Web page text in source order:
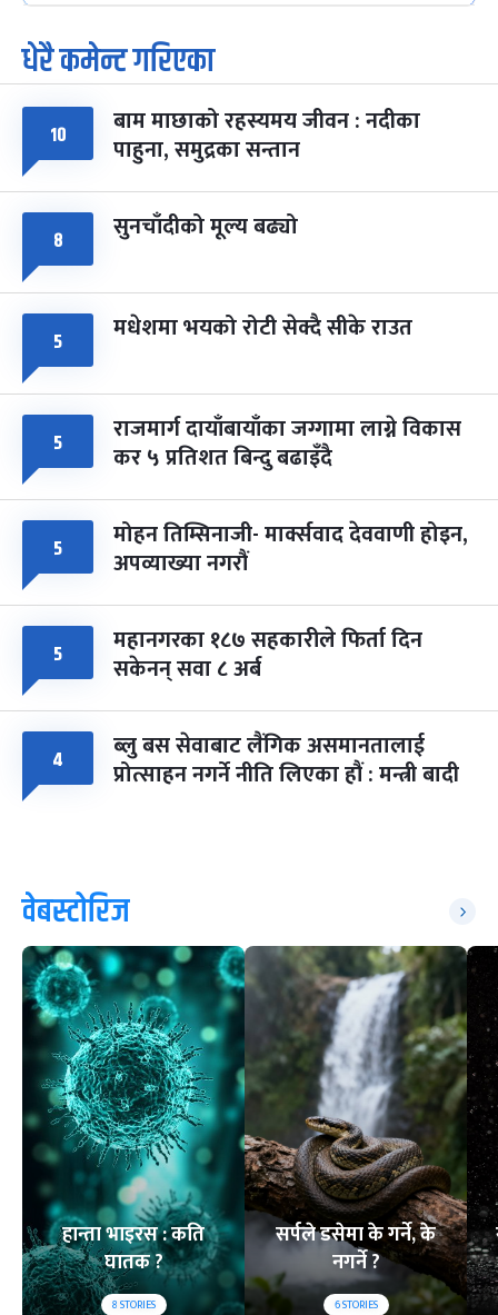
७
आइत
पूर्णिमा व्रत
चैत्र ७, २०८३-Mar 21, 2027
८ फागुपूर्णिमा
चैत्र ८, २०८३-Mar 22, 2027
७ महिना बाँकी
धेरै कमेन्ट गरिएका
१० बाम माछाको रहस्यमय जीवन : नदीका
पाहुना, समुद्रका सन्तान
८ सुनचाँदीको मूल्य बढ्यो
५ मधेशमा भयको रोटी सेक्दै सीके राउत
५ राजमार्ग दायाँबायाँका जग्गामा लाग्ने विकास
कर ५ प्रतिशत बिन्दु बढाइँदै
५ मोहन तिम्सिनाजी- मार्क्सवाद देववाणी होइन,
अपव्याख्या नगरौं
५ महानगरका १८७ सहकारीले फिर्ता दिन
सकेनन् सवा ८ अर्ब
४ ब्लु बस सेवाबाट लैंगिक असमानतालाई
प्रोत्साहन नगर्ने नीति लिएका हौं : मन्त्री बादी
वेबस्टोरिज
हान्ता भाइरस : कति
घातक ?
8STORIES
सर्पले डसेमा के गर्ने, के
नगर्ने ?
6STORIES